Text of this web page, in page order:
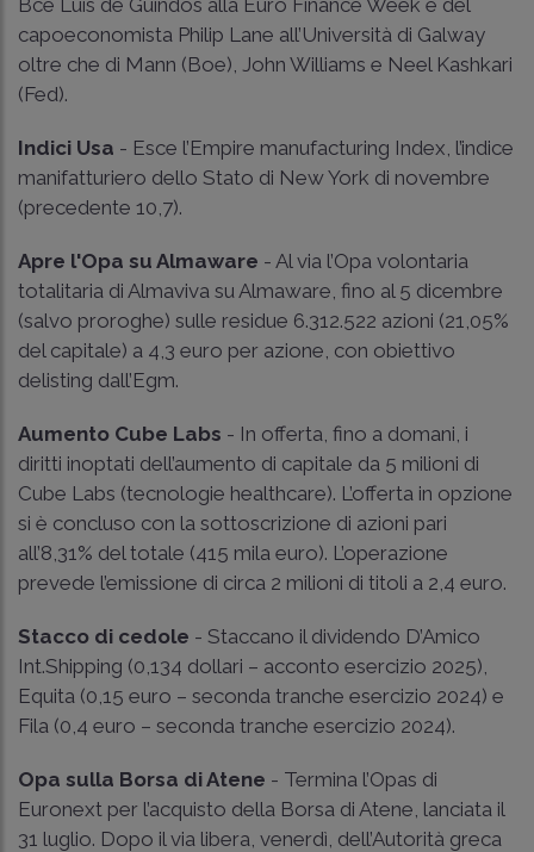
capoeconomista Philip Lane all’Università di Galway
oltre che di Mann (Boe), John Williams e Neel Kashkari
(Fed).
Indici Usa - Esce l’Empire manufacturing Index, l’indice
manifatturiero dello Stato di New York di novembre
(precedente 10,7).
Apre l'Opa su Almaware - Al via l’Opa volontaria
totalitaria di Almaviva su Almaware, fino al 5 dicembre
(salvo proroghe) sulle residue 6.312.522 azioni (21,05%
del capitale) a 4,3 euro per azione, con obiettivo
delisting dall’Egm.
Aumento Cube Labs - In offerta, fino a domani, i
diritti inoptati dell’aumento di capitale da 5 milioni di
Cube Labs (tecnologie healthcare). L’offerta in opzione
si è concluso con la sottoscrizione di azioni pari
all’8,31% del totale (415 mila euro). L’operazione
prevede l’emissione di circa 2 milioni di titoli a 2,4 euro.
Stacco di cedole - Staccano il dividendo D’Amico
Int.Shipping (0,134 dollari – acconto esercizio 2025),
Equita (0,15 euro – seconda tranche esercizio 2024) e
Fila (0,4 euro – seconda tranche esercizio 2024).
Opa sulla Borsa di Atene - Termina l’Opas di
Euronext per l’acquisto della Borsa di Atene, lanciata il
31 luglio. Dopo il via libera, venerdì, dell’Autorità greca